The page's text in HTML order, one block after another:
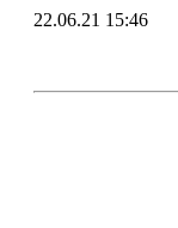
22.06.21 15:46